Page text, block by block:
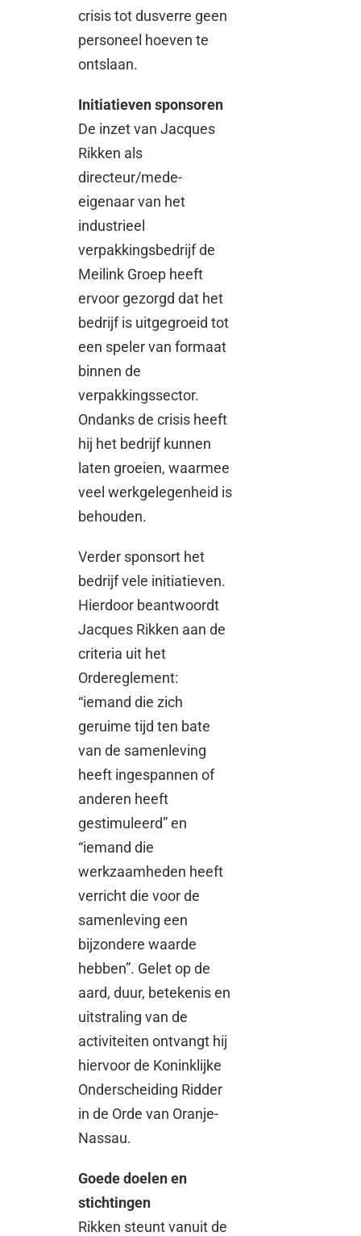
crisis tot dusverre geen
personeel hoeven te
ontslaan.
Initiatieven sponsoren
De inzet van Jacques
Rikken als
directeur/mede-
eigenaar van het
industrieel
verpakkingsbedrijf de
Meilink Groep heeft
ervoor gezorgd dat het
bedrijf is uitgegroeid tot
een speler van formaat
binnen de
verpakkingssector.
Ondanks de crisis heeft
hij het bedrijf kunnen
laten groeien, waarmee
veel werkgelegenheid is
behouden.
Verder sponsort het
bedrijf vele initiatieven.
Hierdoor beantwoordt
Jacques Rikken aan de
criteria uit het
Ordereglement:
“iemand die zich
geruime tijd ten bate
van de samenleving
heeft ingespannen of
anderen heeft
gestimuleerd” en
“iemand die
werkzaamheden heeft
verricht die voor de
samenleving een
bijzondere waarde
hebben”. Gelet op de
aard, duur, betekenis en
uitstraling van de
activiteiten ontvangt hij
hiervoor de Koninklijke
Onderscheiding Ridder
in de Orde van Oranje-
Nassau.
Goede doelen en
stichtingen
Rikken steunt vanuit de